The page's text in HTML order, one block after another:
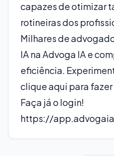
capazes de otimizar
rotineiras dos
Milhares de
IA naAdvoga IA e
eficiência.
clique aqui para
Faça já o login!
https://